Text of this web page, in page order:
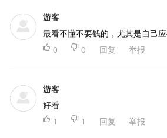
游客
最看不懂不要钱的，尤其是自己
 0  0 回复 举报
游客
好看
 1  1 回复 举报